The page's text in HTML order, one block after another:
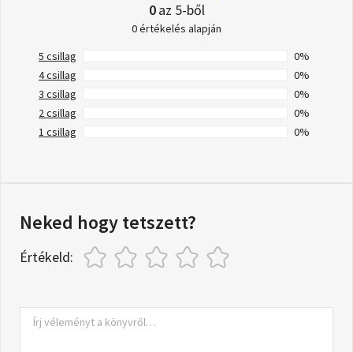
0az 5-ből
0 értékelés alapján
5 csillag
0%
4 csillag
0%
3 csillag
0%
2 csillag
0%
1 csillag
0%
Neked hogy tetszett?
Értékeld: